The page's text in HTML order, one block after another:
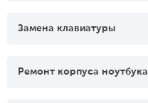
Замена клавиатуры
Ремонт корпуса ноутбука